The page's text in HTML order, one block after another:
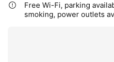
Free Wi-Fi, parking
smoking, power outlets